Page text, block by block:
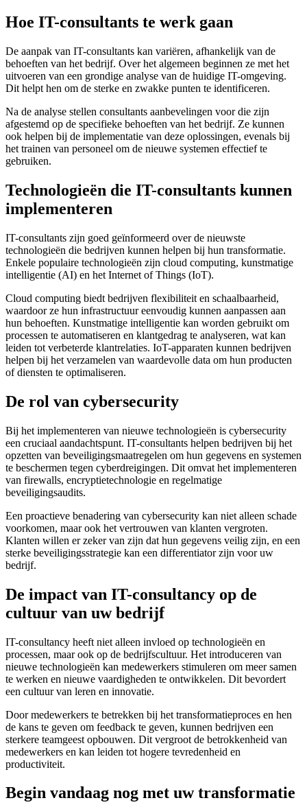
Hoe IT-consultants te werk gaan
De aanpak van IT-consultants kan variëren, afhankelijk van de
behoeften van het bedrijf. Over het algemeen beginnen ze met het
uitvoeren van een grondige analyse van de huidige IT-omgeving.
Dit helpt hen om de sterke en zwakke punten te identificeren.
Na de analyse stellen consultants aanbevelingen voor die zijn
afgestemd op de specifieke behoeften van het bedrijf. Ze kunnen
ook helpen bij de implementatie van deze oplossingen, evenals bij
het trainen van personeel om de nieuwe systemen effectief te
gebruiken.
Technologieën die IT-consultants kunnen
implementeren
IT-consultants zijn goed geïnformeerd over de nieuwste
technologieën die bedrijven kunnen helpen bij hun transformatie.
Enkele populaire technologieën zijn cloud computing, kunstmatige
intelligentie (AI) en het Internet of Things (IoT).
Cloud computing biedt bedrijven flexibiliteit en schaalbaarheid,
waardoor ze hun infrastructuur eenvoudig kunnen aanpassen aan
hun behoeften. Kunstmatige intelligentie kan worden gebruikt om
processen te automatiseren en klantgedrag te analyseren, wat kan
leiden tot verbeterde klantrelaties. IoT-apparaten kunnen bedrijven
helpen bij het verzamelen van waardevolle data om hun producten
of diensten te optimaliseren.
De rol van cybersecurity
Bij het implementeren van nieuwe technologieën is cybersecurity
een cruciaal aandachtspunt. IT-consultants helpen bedrijven bij het
opzetten van beveiligingsmaatregelen om hun gegevens en systemen
te beschermen tegen cyberdreigingen. Dit omvat het implementeren
van firewalls, encryptietechnologie en regelmatige
beveiligingsaudits.
Een proactieve benadering van cybersecurity kan niet alleen schade
voorkomen, maar ook het vertrouwen van klanten vergroten.
Klanten willen er zeker van zijn dat hun gegevens veilig zijn, en een
sterke beveiligingsstrategie kan een differentiator zijn voor uw
bedrijf.
De impact van IT-consultancy op de
cultuur van uw bedrijf
IT-consultancy heeft niet alleen invloed op technologieën en
processen, maar ook op de bedrijfscultuur. Het introduceren van
nieuwe technologieën kan medewerkers stimuleren om meer samen
te werken en nieuwe vaardigheden te ontwikkelen. Dit bevordert
een cultuur van leren en innovatie.
Door medewerkers te betrekken bij het transformatieproces en hen
de kans te geven om feedback te geven, kunnen bedrijven een
sterkere teamgeest opbouwen. Dit vergroot de betrokkenheid van
medewerkers en kan leiden tot hogere tevredenheid en
productiviteit.
Begin vandaag nog met uw transformatie